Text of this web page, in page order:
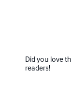
Did you love
readers!